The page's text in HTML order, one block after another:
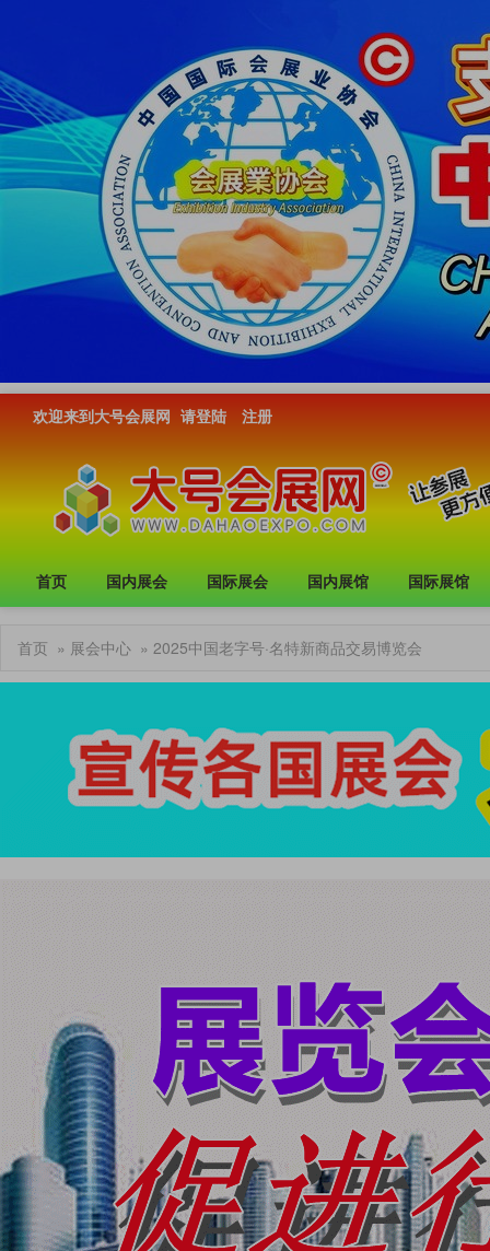
欢迎来到大号会展网 请登陆 注册
首页 国内展会 国际展会 国内展馆 国际展馆
首页 » 展会中心 » 2025中国老字号·名特新商品交易博览会